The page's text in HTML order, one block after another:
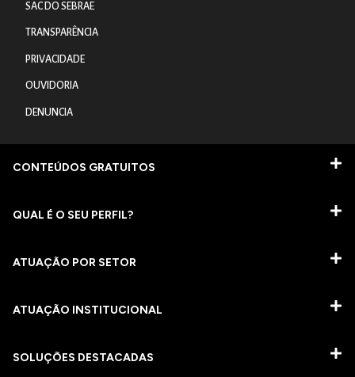
SAC DO SEBRAE
TRANSPARÊNCIA
PRIVACIDADE
OUVIDORIA
DENUNCIA
CONTEÚDOS GRATUITOS
QUAL É O SEU PERFIL?
ATUAÇÃO POR SETOR
ATUAÇÃO INSTITUCIONAL
SOLUÇÕES DESTACADAS